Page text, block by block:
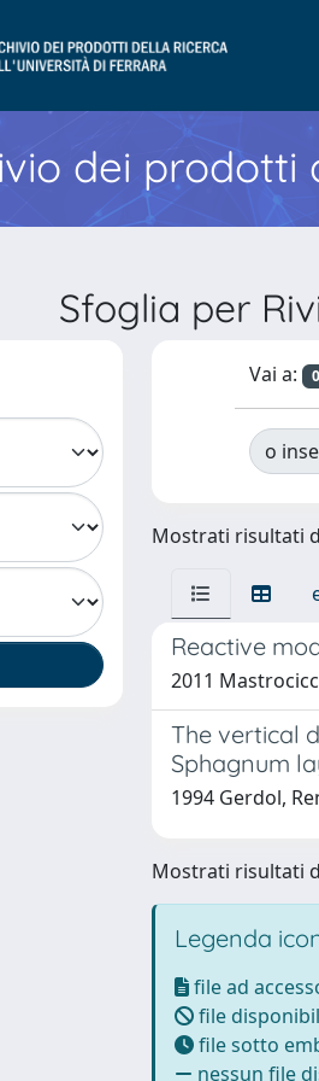
dei prodotti
Sfoglia per
Vai a:
o
Mostrati risultati
Reactive
2011
The vertical
Sphagnum
1994 Gerdol,
Mostrati risultati
Legenda
file ad
file
file sotto
nessun file